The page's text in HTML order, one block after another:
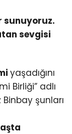
sunuyoruz.
sevgisi
yaşadığını
Birliği” adlı
şunları